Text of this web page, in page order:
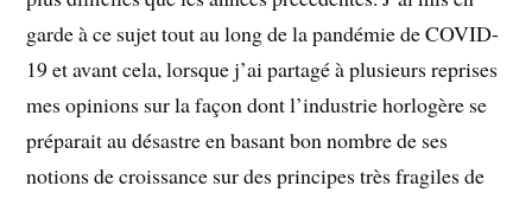
garde à ce sujet tout au long de la pandémie de COVID-
19 et avant cela, lorsque j’ai partagé à plusieurs reprises
mes opinions sur la façon dont l’industrie horlogère se
préparait au désastre en basant bon nombre de ses
notions de croissance sur des principes très fragiles de